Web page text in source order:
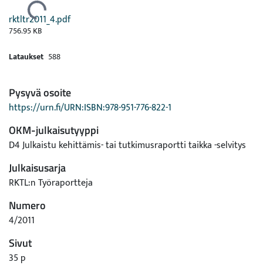
Ladataan...
rktltr2011_4.pdf
756.95 KB
Lataukset 588
Pysyvä osoite
https://urn.fi/URN:ISBN:978-951-776-822-1
OKM-julkaisutyyppi
D4 Julkaistu kehittämis- tai tutkimusraportti taikka -selvitys
Julkaisusarja
RKTL:n Työraportteja
Numero
4/2011
Sivut
35 p